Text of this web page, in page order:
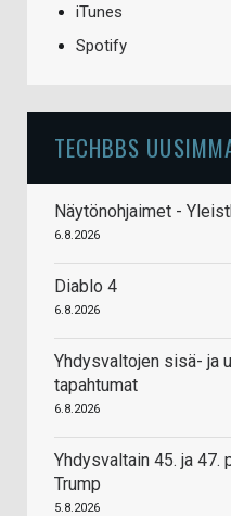
iTunes
Spotify
TECHBBS
Näytönohjaimet -
6.8.2026
Diablo 4
6.8.2026
Yhdysvaltojen sisä- ja
tapahtumat
6.8.2026
Yhdysvaltain 45. ja 47.
Trump
5.8.2026